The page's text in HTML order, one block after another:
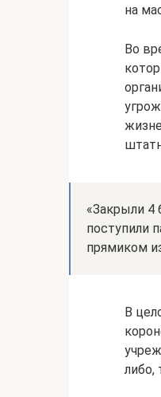
на
Во
«Закрыли 4
поступили
прямиком
В
либо,